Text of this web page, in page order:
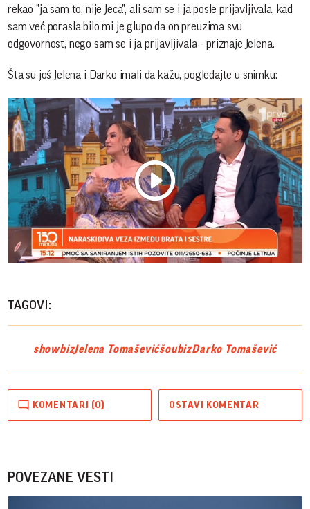
rekao "ja sam to, nije Jeca", ali sam se i ja posle prijavljivala, kad
sam već porasla bilo mi je glupo da on preuzima svu
odgovornost, nego sam se i ja prijavljivala - priznaje Jelena.
Šta su još Jelena i Darko imali da kažu, pogledajte u snimku:
Play
TAGOVI:
showbizJelena TomaševićšoubizDarko Tomašević
KOMENTARI (0) OSTAVI KOMENTAR
POVEZANE VESTI